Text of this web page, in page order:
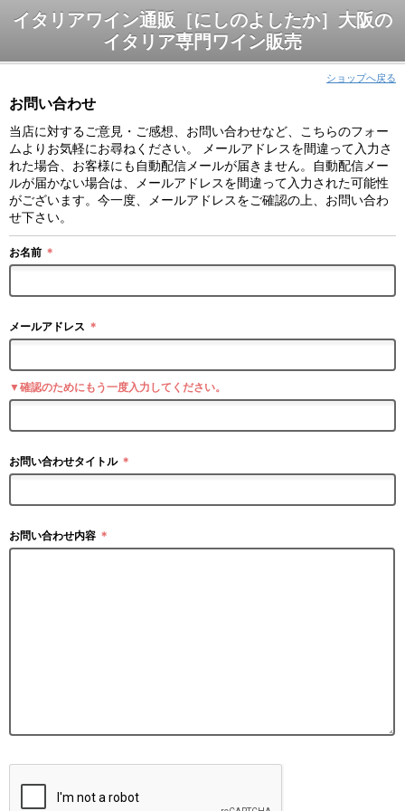
イタリアワイン通販［にしのよしたか］大阪の
イタリア専門ワイン販売
ショップへ戻る
お問い合わせ
当店に対するご意見・ご感想、お問い合わせなど、こちらのフォー
ムよりお気軽にお尋ねください。 メールアドレスを間違って入力さ
れた場合、お客様にも自動配信メールが届きません。自動配信メー
ルが届かない場合は、メールアドレスを間違って入力された可能性
がございます。今一度、メールアドレスをご確認の上、お問い合わ
せ下さい。
お名前 ＊
メールアドレス ＊
▼確認のためにもう一度入力してください。
お問い合わせタイトル ＊
お問い合わせ内容 ＊